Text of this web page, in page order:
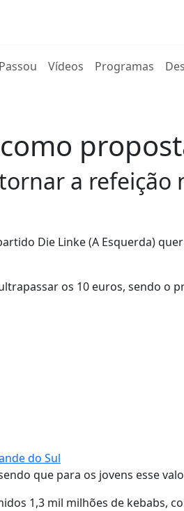
Passou Vídeos Programas
a refeição
Die Linke (A Esquerda)
os 10 euros, sendo o
do Sul
que para os jovens esse
1,3 mil milhões de kebabs,